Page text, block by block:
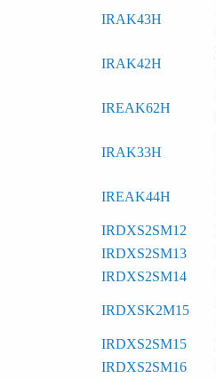
IRAK43H
IRAK42H
IREAK62H
IRAK33H
IREAK44H
IRDXS2SM12
IRDXS2SM13
IRDXS2SM14
IRDXSK2M15
IRDXS2SM15
IRDXS2SM16